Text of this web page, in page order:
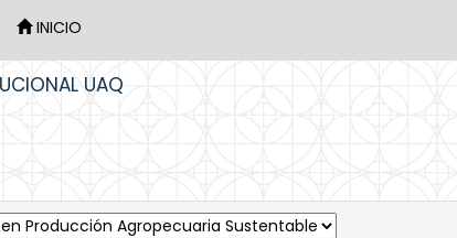
INICIO
UAQ